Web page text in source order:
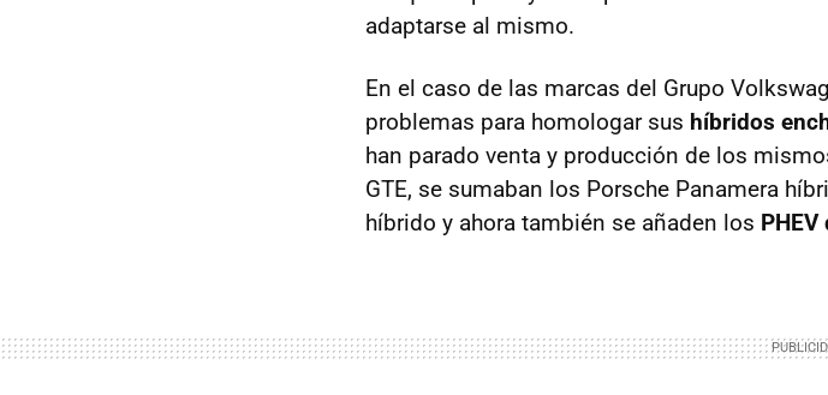
adaptarse al mismo.
En el caso de las marcas del Grupo
problemas para homologar sus híbridos
han parado venta y producción de los
GTE, se sumaban los Porsche Panamera
híbrido y ahora también se añaden los